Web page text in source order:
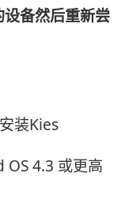
备然后重新尝
装Kies
4.3 或更高